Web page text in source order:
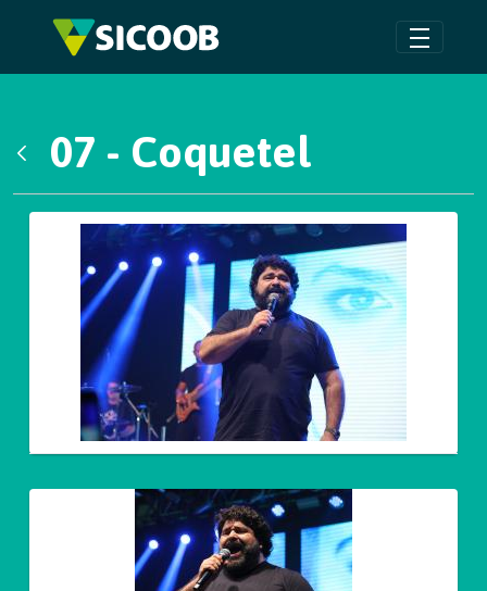
Pular para o Conteúdo principal
07 - Coquetel
Galeria de Mídias